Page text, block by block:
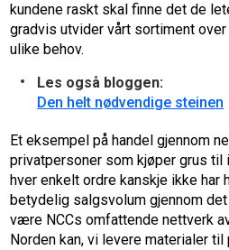
kundene raskt skal finne det de
gradvis utvider vårt sortiment
ulike behov.
Les også bloggen:
Den helt nødvendige steinen
Et eksempel på handel gjennom
privatpersoner som kjøper grus til
hver enkelt ordre kanskje ikke har
betydelig salgsvolum gjennom
være NCCs omfattende nettverk
Norden kan, vi levere materialer